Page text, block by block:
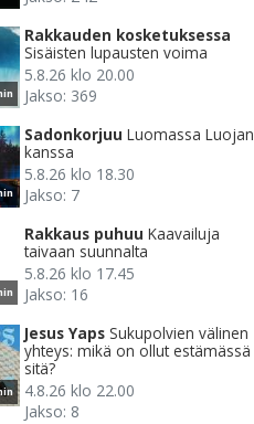
Rakkauden kosketuksessa
Sisäisten lupausten voima
5.8.26 klo 20.00
Jakso: 369
Sadonkorjuu Luomassa Luojan
kanssa
5.8.26 klo 18.30
Jakso: 7
Rakkaus puhuu Kaavailuja
taivaan suunnalta
5.8.26 klo 17.45
Jakso: 16
Jesus Yaps Sukupolvien välinen
yhteys: mikä on ollut estämässä
sitä?
4.8.26 klo 22.00
Jakso: 8